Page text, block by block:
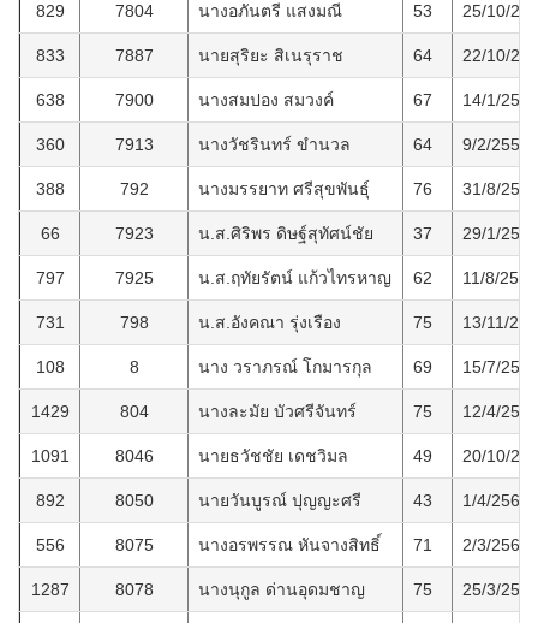
829 7804 นางอภันตรี แสงมณี 53 25/10/
833 7887 นายสุริยะ สิเนรุราช 64 22/10/
638 7900 นางสมปอง สมวงค์ 67 14/1/2563
360 7913 นางวัชรินทร์ ขำนวล 64 9/2/2559
388 792 นางมรรยาท ศรีสุขพันธุ์ 76 31/8/2559
66 7923 น.ส.ศิริพร ดิษฐ์สุทัศน์ชัย 37 29/1/2551
797 7925 น.ส.ฤทัยรัตน์ แก้วไทรหาญ 62 11/8/2564
731 798 น.ส.อังคณา รุ่งเรือง 75 13/11/
108 8 นาง วราภรณ์ โกมารกุล 69 15/7/2552
1429 804 นางละมัย บัวศรีจันทร์ 75 12/4/2569
1091 8046 นายธวัชชัย เดชวิมล 49 20/10/
892 8050 นายวันบูรณ์ ปุญญะศรี 43 1/4/2565
556 8075 นางอรพรรณ หันจางสิทธิ์ 71 2/3/2562
1287 8078 นางนุกูล ด่านอุดมชาญ 75 25/3/2568